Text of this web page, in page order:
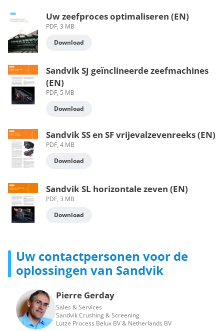
Uw zeefproces optimaliseren (EN)
PDF, 3 MB
Download
Sandvik SJ geïnclineerde zeefmachines
(EN)
PDF, 5 MB
Download
Sandvik SS en SF vrijevalzevenreeks (EN)
PDF, 4 MB
Download
Sandvik SL horizontale zeven (EN)
PDF, 3 MB
Download
Uw contactpersonen voor de
oplossingen van Sandvik
Pierre Gerday
Sales & Services
Sandvik Crushing & Screening
Lutze Process Belux BV & Netherlands BV